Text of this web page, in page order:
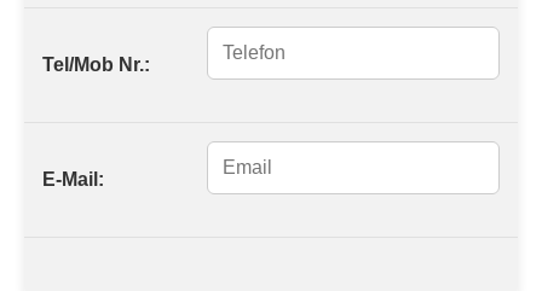
Tel/Mob Nr.:
E-Mail: